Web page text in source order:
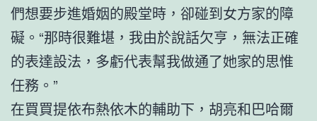
們想要步進婚姻的殿堂時，卻碰到女方家的障
礙。“那時很難堪，我由於說話欠亨，無法正確
的表達設法，多虧代表幫我做通了她家的思惟
任務。”
在買買提依布熱依木的輔助下，胡亮和巴哈爾